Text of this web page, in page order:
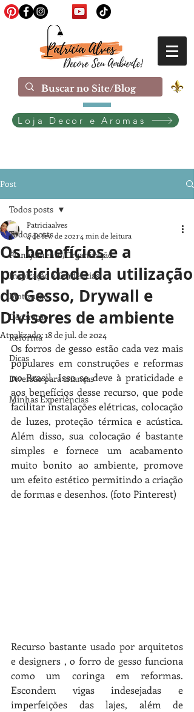
Loja Decor e Aromas
Post
Todos posts
Planejamento/Organização
Inspiração e Tendências
Motivação
Decoração
Reforma
Dicas
Diversão para crianças
Minhas Experiências
Todos posts
Os benefícios e a
praticidade da utilização
do Gesso, Drywall e
Divisores de ambiente
Patriciaalves
4 de fev. de 2021 4 min de leitura
Atualizado:18 de jul. de 2024
Os forros de gesso estão cada vez mais
populares em construções e reformas
no Brasil. Isso se deve à praticidade e
aos benefícios desse recurso, que pode
facilitar instalações elétricas, colocação
de luzes, proteção térmica e acústica.
Além disso, sua colocação é bastante
simples e fornece um acabamento
muito bonito ao ambiente, promove
um efeito estético permitindo a criação
de formas e desenhos. (foto Pinterest)
Recurso bastante usado por arquitetos
e designers , o forro de gesso funciona
como um coringa em reformas.
Escondem vigas indesejadas e
imperfeições das lajes, além de